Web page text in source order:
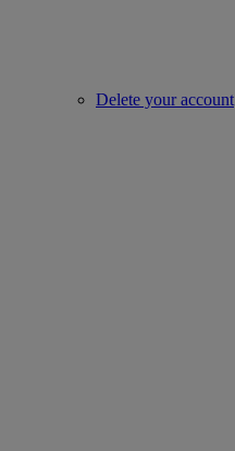
Delete your account